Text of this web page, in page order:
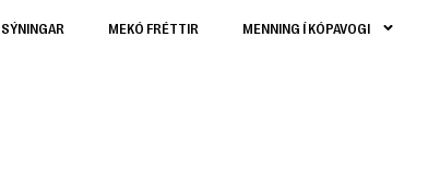
SÝNINGAR MEKÓ FRÉTTIR MENNING Í KÓPAVOGI